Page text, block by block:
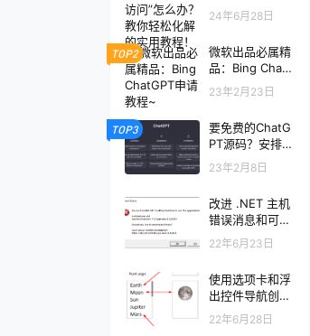
么办？教你轻松
化解的实用教
24年6月28日
TOP2
微软出品必属精
品：Bing Chat
GPT申请教程~
23年2月23日
TOP3
要免费的ChatG
PT源码？安排！
（后附免费源码
下载地址）
23年2月8日
改进 .NET 主机
错误消息和可支
持性
22年6月23日
使用选项卡和浮
出控件导航创建
多页 .NET MAU
I 应用
22年6月28日